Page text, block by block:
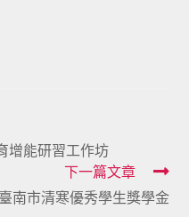
增能研習工作坊
下一篇文章
南市清寒優秀學生獎學金